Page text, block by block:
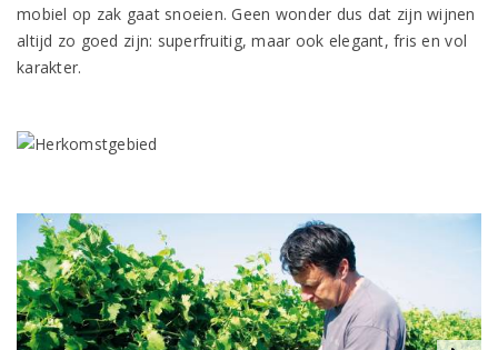
mobiel op zak gaat snoeien. Geen wonder dus dat zijn wijnen
altijd zo goed zijn: superfruitig, maar ook elegant, fris en vol
karakter.